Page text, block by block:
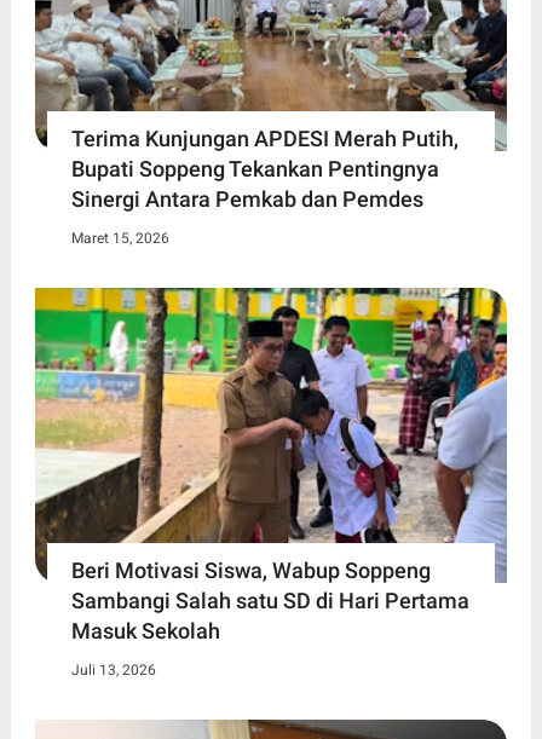
Terima Kunjungan APDESI Merah Putih,
Bupati Soppeng Tekankan Pentingnya
Sinergi Antara Pemkab dan Pemdes
Maret 15, 2026
Beri Motivasi Siswa, Wabup Soppeng
Sambangi Salah satu SD di Hari Pertama
Masuk Sekolah
Juli 13, 2026